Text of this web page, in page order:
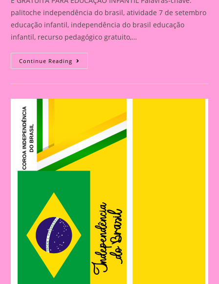
palitoche independência do brasil, atividade 7 de setembro
educação infantil, independência do brasil educação
infantil, recurso pedagógico gratuito,…
Continue Reading ATIVIDADE
PARA
DIA